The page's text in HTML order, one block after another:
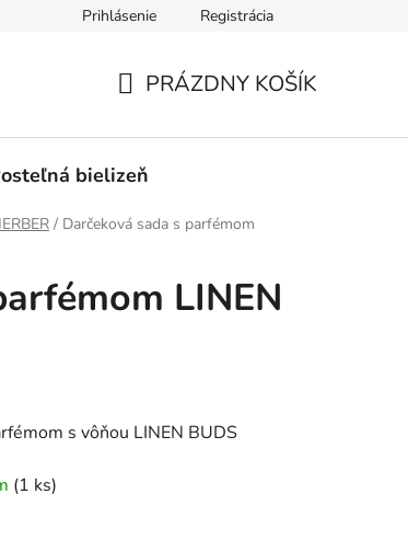
Prihlásenie Registrácia
KOŠÍK
PRÁZDNY KOŠÍK
bielizeň
/ Darčeková sada s parfémom
LINEN
s vôňou LINEN BUDS
(1 ks)